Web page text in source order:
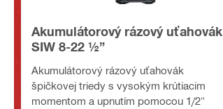
Akumulátorový rázový uťahovák
SIW 8-22 ½”
Akumulátorový rázový uťahovák
špičkovej triedy s vysokým krútiacim
momentom a upnutím pomocou 1/2"